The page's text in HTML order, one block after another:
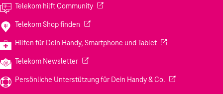
Telekom hilft Community(Wird in einem neuen Tab geöffnet)
Telekom Shop finden (Wird in einem neuen Tab geöffnet)
Hilfen für Dein Handy, Smartphone und Tablet(Wird in einem
Telekom Newsletter(Wird in einem neuen Tab geöffnet)
Persönliche Unterstützung für Dein Handy & Co. (Wird in einem